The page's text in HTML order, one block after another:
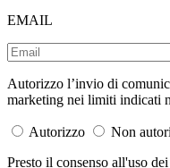
EMAIL
Autorizzo l’invio di
marketing nei limiti indicati
Autorizzo
Non
Presto il consenso all'uso